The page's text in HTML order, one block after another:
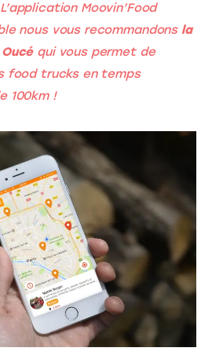
Moovin’Food
nous vous recommandons la
qui vous permet de
food trucks en temps
100km !